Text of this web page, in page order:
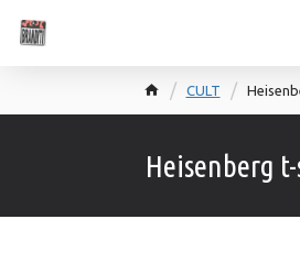
CULT
Heisenberg